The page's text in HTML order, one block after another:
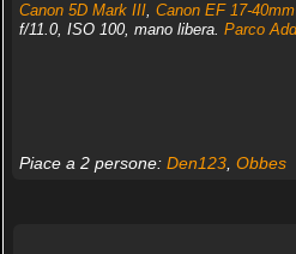
Canon 5D Mark III, Canon EF 17-
f/11.0, ISO 100, mano libera. Parco
Piace a 2 persone: Den123, Obbes